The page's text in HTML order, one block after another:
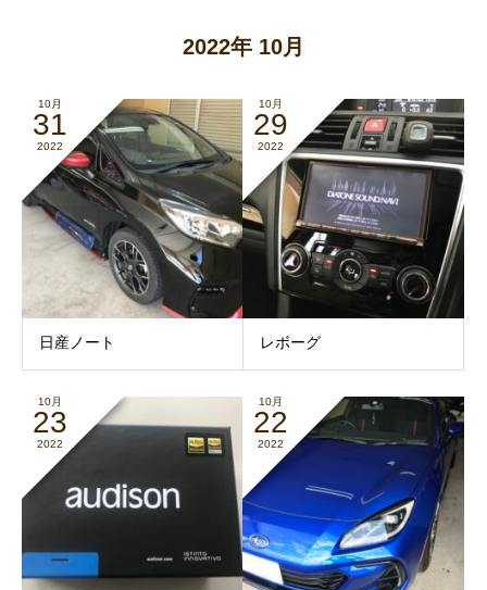
2022年 10月
10月
31
2022
日産ノート
10月
29
2022
レボーグ
10月
23
2022
10月
22
2022